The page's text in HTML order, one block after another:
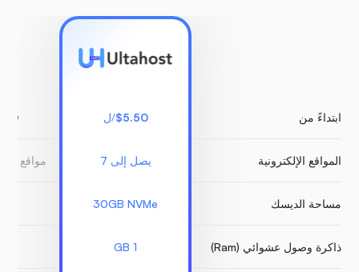
ابتداءً من
المواقع الإلكترونية
مساحة الديسك
ذاكرة وصول عشوائي (Ram)
$5.50/ل
يصل إلى 7
30GB NVMe
1 GB
مواقع